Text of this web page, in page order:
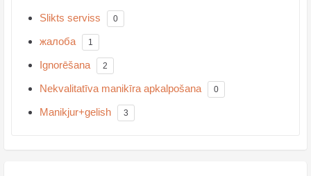
Slikts serviss 0
жалоба 1
Ignorēšana 2
Nekvalitatīva manikīra apkalpošana 0
Manikjur+gelish 3